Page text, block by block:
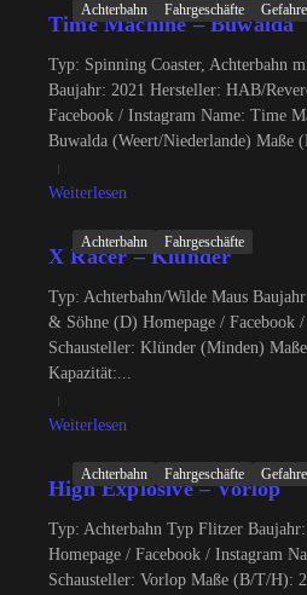
Achterbahn Fahrgeschäfte
Time Machine – Buwalda
Typ: Spinning Coaster, Achterbahn
Baujahr: 2021 Hersteller: HAB/
Facebook / Instagram Name: Time
Buwalda (Weert/Niederlande) Maße
Weiterlesen
Achterbahn Fahrgeschäfte
X Racer – Klünder
Typ: Achterbahn/Wilde Maus
& Söhne (D) Homepage / Facebook
Schausteller: Klünder (Minden)
Kapazität:...
Weiterlesen
Achterbahn Fahrgeschäfte
High Explosive – Vorlop
Typ: Achterbahn Typ Flitzer
Homepage / Facebook / Instagram
Schausteller: Vorlop Maße (B/T/H):